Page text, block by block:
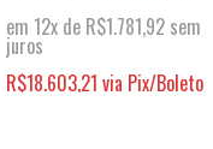
em 12x de R$1.781,92 sem
juros
R$18.603,21 via Pix/Boleto